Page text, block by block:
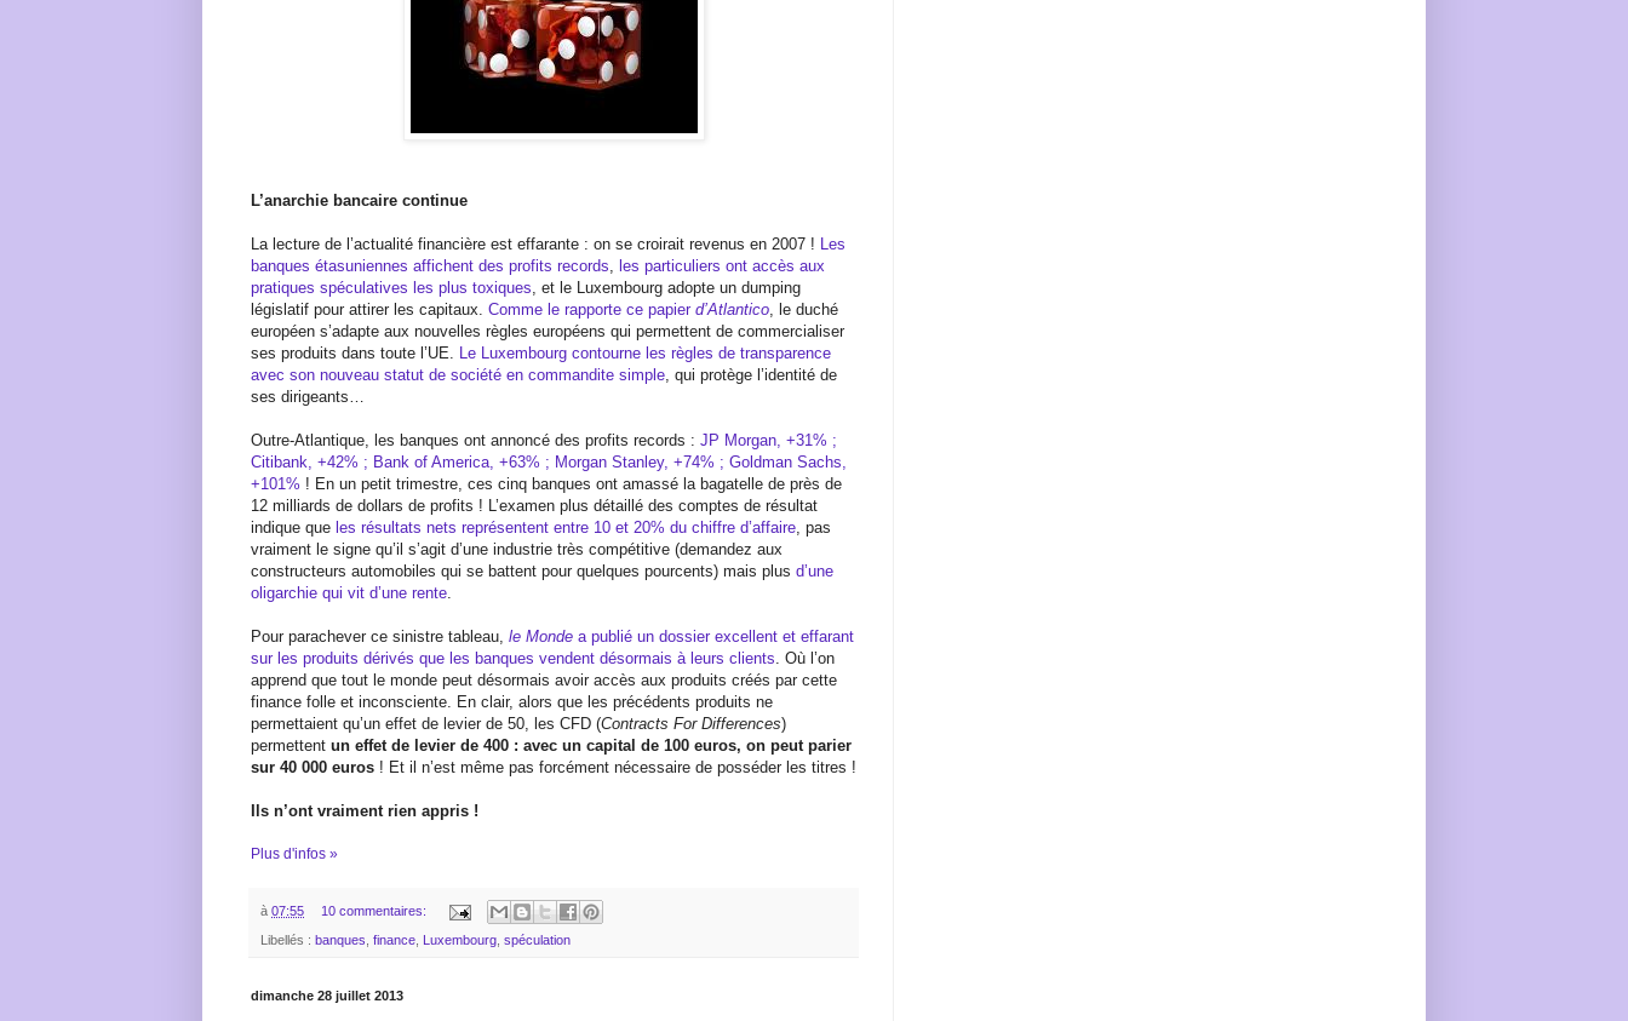
L’anarchie bancaire continue
La lecture de l’actualité financière est effarante : on se croirait revenus en 2007 !
Les
banques étasuniennes affichent des profits records
les particuliers ont accès aux
pratiques spéculatives les plus toxiques , et le Luxembourg adopte un dumping
législatif pour attirer les capitaux. Comme le rapporte ce papier d’Atlantico , le duché
européen s’adapte aux nouvelles règles européens qui permettent de commercialiser
ses produits dans toute l’UE.
Le Luxembourg contourne les règles de transparence
avec son nouveau statut de société en commandite simple , qui protège l’identité de
ses dirigeants…
Outre-Atlantique, les banques ont annoncé des profits records : JP Morgan, +31% ;
Citibank, +42% ; Bank of America, +63% ; Morgan Stanley, +74% ; Goldman Sachs,
+101% ! En un petit trimestre, ces cinq banques ont amassé la bagatelle de près de
12 milliards de dollars de profits ! L’examen plus détaillé des comptes de résultat
indique que les résultats nets représentent entre 10 et 20% du chiffre d’affaire , pas
vraiment le signe qu’il s’agit d’une industrie très compétitive (demandez aux
constructeurs automobiles qui se battent pour quelques pourcents) mais plus d’une
oligarchie qui vit d’une rente
Pour parachever ce sinistre tableau, le Monde a publié un dossier excellent et effarant
sur les produits dérivés que les banques vendent désormais à leurs clients . Où l’on
apprend que tout le monde peut désormais avoir accès aux produits créés par cette
finance folle et inconsciente. En clair, alors que les précédents produits ne
permettaient qu’un effet de levier de 50, les CFD (Contracts For Differences)
permettent un effet de levier de 400 : avec un capital de 100 euros, on peut parier
sur 40 000 euros ! Et il n’est même pas forcément nécessaire de posséder les titres !
Ils n’ont vraiment rien appris !
Plus d'infos »
à 07:55 10 commentaires:
Libellés : banques finance Luxembourg spéculation
dimanche 28 juillet 2013